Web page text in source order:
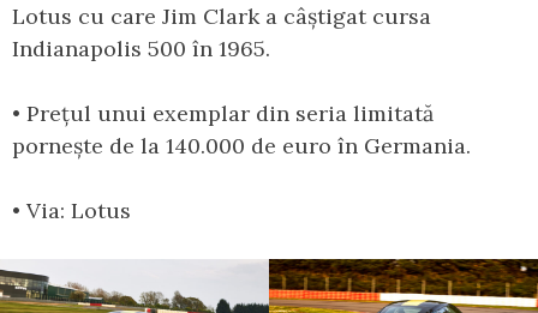
Lotus cu care Jim Clark a câștigat cursa
Indianapolis 500 în 1965.
• Prețul unui exemplar din seria limitată
pornește de la 140.000 de euro în Germania.
• Via: Lotus